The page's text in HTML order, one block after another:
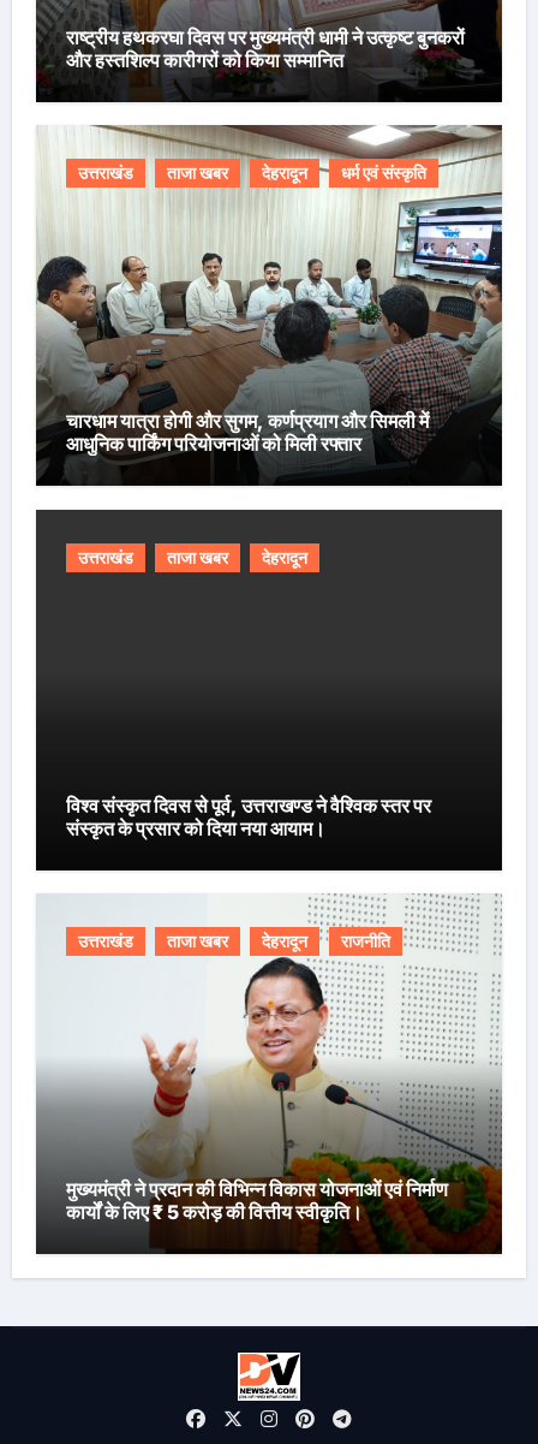
राष्ट्रीय हथकरघा दिवस पर मुख्यमंत्री धामी ने उत्कृष्ट बुनकरों
और हस्तशिल्प कारीगरों को किया सम्मानित
उत्तराखंड ताजा खबर देहरादून धर्म एवं संस्कृति
चारधाम यात्रा होगी और सुगम, कर्णप्रयाग और सिमली में
आधुनिक पार्किंग परियोजनाओं को मिली रफ्तार
उत्तराखंड ताजा खबर देहरादून
विश्व संस्कृत दिवस से पूर्व, उत्तराखण्ड ने वैश्विक स्तर पर
संस्कृत के प्रसार को दिया नया आयाम।
उत्तराखंड ताजा खबर देहरादून राजनीति
मुख्यमंत्री ने प्रदान की विभिन्न विकास योजनाओं एवं निर्माण
कार्यों के लिए ₹ 5 करोड़ की वित्तीय स्वीकृति।